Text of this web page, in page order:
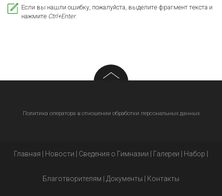
Если вы нашли ошибку, пожалуйста, выделите фрагмент текста и
нажмите Ctrl+Enter.
Политика оператора в отношении обработки персональных данных
Главная | Новости | Сведения о Гимназии | Галереи | Набор |
Благотворителям | Документы | Контакты